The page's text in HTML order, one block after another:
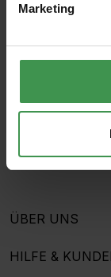
Marketing
E-Mail-Adresse*
Ich habe
ÜBER UNS
HILFE &